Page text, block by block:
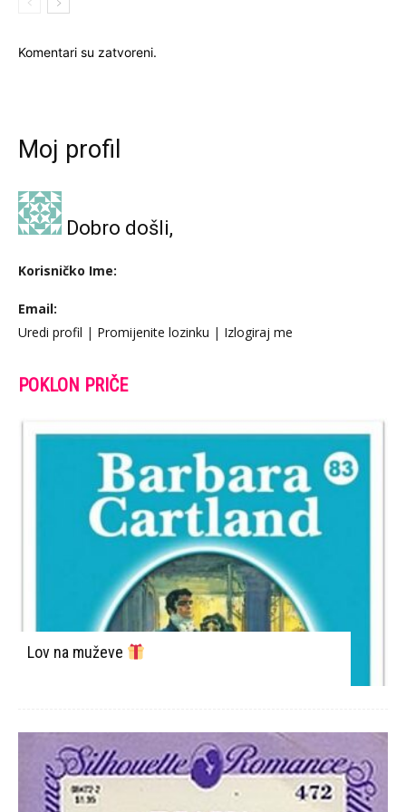
Komentari su zatvoreni.
Moj profil
Dobro došli,
Korisničko Ime:
Email:
Uredi profil | Promijenite lozinku | Izlogiraj me
POKLON PRIČE
Lov na muževe